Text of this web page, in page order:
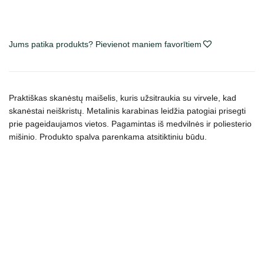
spalvų
Jums patika produkts? Pievienot maniem favorītiem
Praktiškas skanėstų maišelis, kuris užsitraukia su virvele, kad
skanėstai neiškristų. Metalinis karabinas leidžia patogiai prisegti
prie pageidaujamos vietos. Pagamintas iš medvilnės ir poliesterio
mišinio. Produkto spalva parenkama atsitiktiniu būdu.